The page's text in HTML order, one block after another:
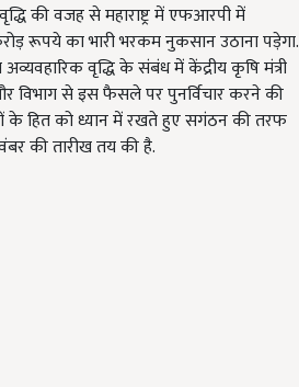
की वजह से महाराष्ट्र में एफआरपी में
रूपये का भारी भरकम नुकसान उठाना पड़ेगा.
वृद्धि के संबंध में केंद्रीय कृषि मंत्री
विभाग से इस फैसले पर पुनर्विचार करने की
के हित को ध्यान में रखते हुए सगंठन की तरफ
की तारीख तय की है.